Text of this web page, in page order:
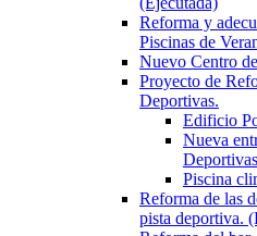
Reforma y
Piscinas de
Nuevo Centro
Proyecto de
Deportivas.
Edificio
Nueva
Piscina
Reforma de las
pista deportiva.